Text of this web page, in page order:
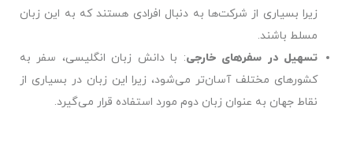
زیرا بسیاری از شرکت‌ها به دنبال افرادی هستند که به این زبان
مسلط باشند.
تسهیل در سفرهای خارجی: با دانش زبان انگلیسی، سفر به
کشورهای مختلف آسان‌تر می‌شود، زیرا این زبان در بسیاری از
نقاط جهان به عنوان زبان دوم مورد استفاده قرار می‌گیرد.